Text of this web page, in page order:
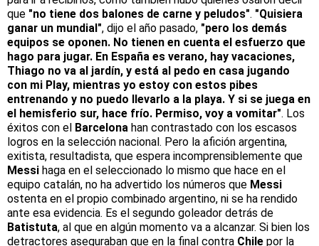
que "no tiene dos balones de carne y peludos". "Quisiera
ganar un mundial", dijo el año pasado, "pero los demás
equipos se oponen. No tienen en cuenta el esfuerzo que
hago para jugar. En España es verano, hay vacaciones,
Thiago no va al jardín, y está al pedo en casa jugando
con mi Play, mientras yo estoy con estos pibes
entrenando y no puedo llevarlo a la playa. Y si se juega en
el hemisferio sur, hace frío. Permiso, voy a vomitar". Los
éxitos con el Barcelona han contrastado con los escasos
logros en la selección nacional. Pero la afición argentina,
exitista, resultadista, que espera incomprensiblemente que
Messi haga en el seleccionado lo mismo que hace en el
equipo catalán, no ha advertido los números que Messi
ostenta en el propio combinado argentino, ni se ha rendido
ante esa evidencia. Es el segundo goleador detrás de
Batistuta, al que en algún momento va a alcanzar. Si bien los
detractores aseguraban que en la final contra Chile por la